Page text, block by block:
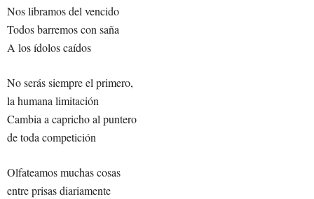
Nos libramos del vencido
Todos barremos con saña
A los ídolos caídos
No serás siempre el primero,
la humana limitación
Cambia a capricho al puntero
de toda competición
Olfateamos muchas cosas
entre prisas diariamente